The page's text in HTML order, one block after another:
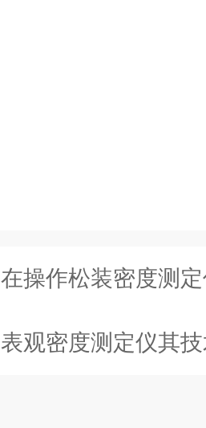
在操作松装密度测定
表观密度测定仪其技术